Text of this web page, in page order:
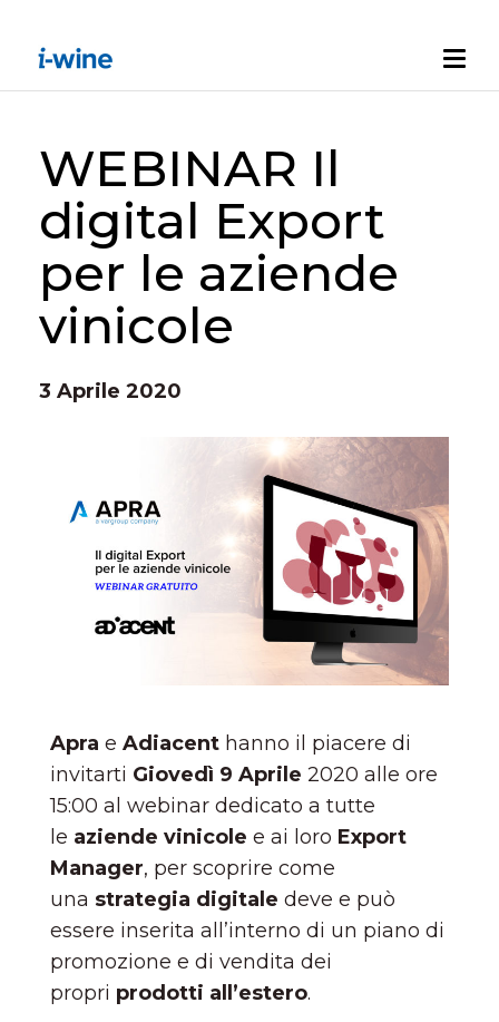
WEBINAR Il
digital Export
per le aziende
vinicole
3 Aprile 2020
Apra e Adiacent hanno il piacere di
invitarti Giovedì 9 Aprile 2020 alle ore
15:00 al webinar dedicato a tutte
le aziende vinicole e ai loro Export
Manager, per scoprire come
una strategia digitale deve e può
essere inserita all’interno di un piano di
promozione e di vendita dei
propri prodotti all’estero.